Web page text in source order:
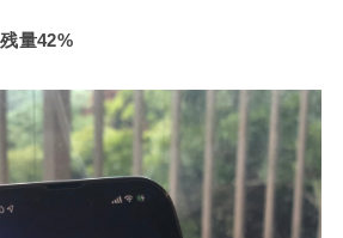
量42%